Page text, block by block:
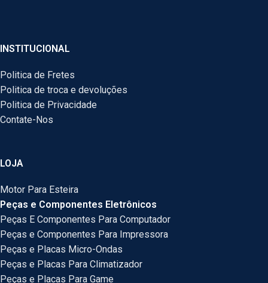
INSTITUCIONAL
Politica de Fretes
Politica de troca e devoluções
Politica de Privacidade
Contate-Nos
LOJA
Motor Para Esteira
Peças e Componentes Eletrônicos
Peças E Componentes Para Computador
Peças e Componentes Para Impressora
Peças e Placas Micro-Ondas
Peças e Placas Para Climatizador
Peças e Placas Para Game